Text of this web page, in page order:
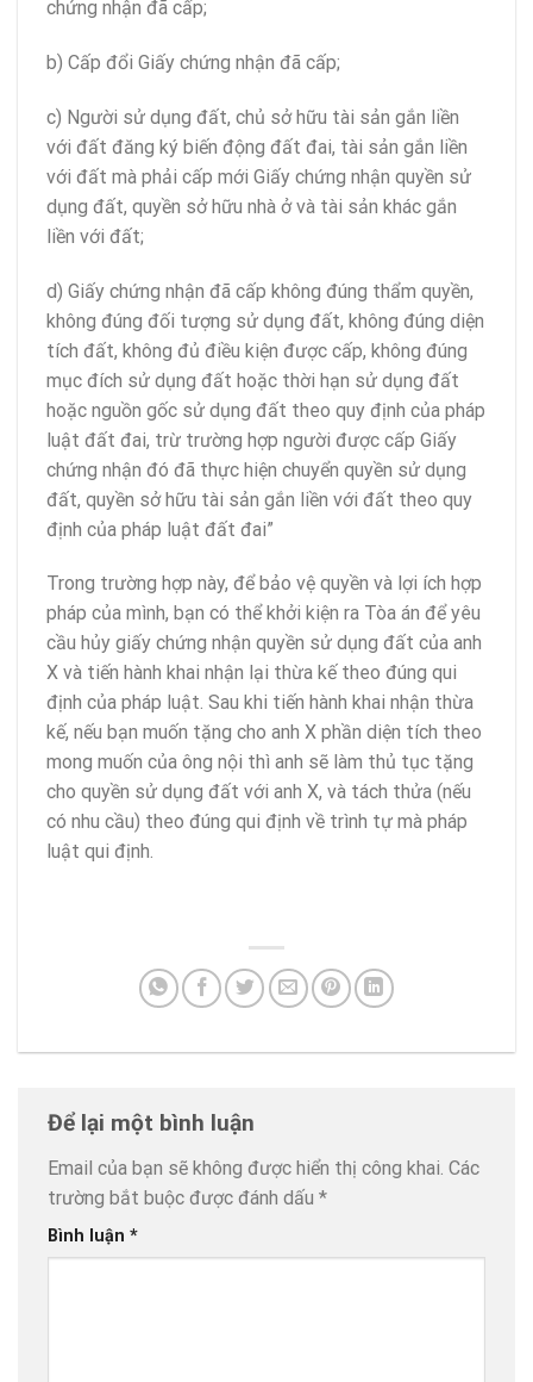
chứng nhận đã cấp;
b) Cấp đổi Giấy chứng nhận đã cấp;
c) Người sử dụng đất, chủ sở hữu tài sản gắn liền
với đất đăng ký biến động đất đai, tài sản gắn liền
với đất mà phải cấp mới Giấy chứng nhận quyền sử
dụng đất, quyền sở hữu nhà ở và tài sản khác gắn
liền với đất;
d) Giấy chứng nhận đã cấp không đúng thẩm quyền,
không đúng đối tượng sử dụng đất, không đúng diện
tích đất, không đủ điều kiện được cấp, không đúng
mục đích sử dụng đất hoặc thời hạn sử dụng đất
hoặc nguồn gốc sử dụng đất theo quy định của pháp
luật đất đai, trừ trường hợp người được cấp Giấy
chứng nhận đó đã thực hiện chuyển quyền sử dụng
đất, quyền sở hữu tài sản gắn liền với đất theo quy
định của pháp luật đất đai”
Trong trường hợp này, để bảo vệ quyền và lợi ích hợp
pháp của mình, bạn có thể khởi kiện ra Tòa án để yêu
cầu hủy giấy chứng nhận quyền sử dụng đất của anh
X và tiến hành khai nhận lại thừa kế theo đúng qui
định của pháp luật. Sau khi tiến hành khai nhận thừa
kế, nếu bạn muốn tặng cho anh X phần diện tích theo
mong muốn của ông nội thì anh sẽ làm thủ tục tặng
cho quyền sử dụng đất với anh X, và tách thửa (nếu
có nhu cầu) theo đúng qui định về trình tự mà pháp
luật qui định.
Để lại một bình luận
Email của bạn sẽ không được hiển thị công khai. Các
trường bắt buộc được đánh dấu *
Bình luận *